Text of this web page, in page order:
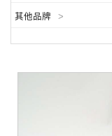
其他品牌 >